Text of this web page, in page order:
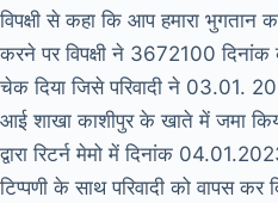
विपक्षी से कहा कि आप हमारा भुगतान
करने पर विपक्षी ने 3672100
चेक दिया जिसे परिवादी ने 03.01.
आई शाखा काशीपुर के खाते में जमा
द्वारा रिटर्न मेमो में दिनांक
टिप्पणी के साथ परिवादी को वापस